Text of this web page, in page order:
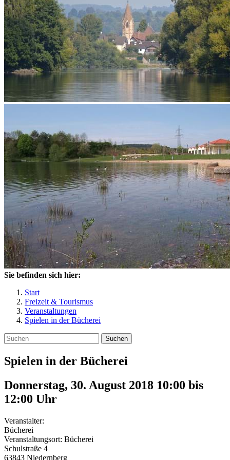
Sie befinden sich hier:
Start
Freizeit & Tourismus
Veranstaltungen
Spielen in der Bücherei
Suchen
Spielen in der Bücherei
Donnerstag, 30. August 2018 10:00 bis
12:00 Uhr
Veranstalter:
Bücherei
Veranstaltungsort: Bücherei
Schulstraße 4
63843 Niedernberg